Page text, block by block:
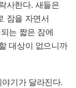
사한다. 새들은
잠을 자면서
는 짧은 잠에
대상이 없으니까
기가 달라진다.